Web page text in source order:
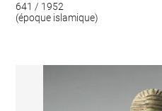
641 / 1952
(époque islamique)